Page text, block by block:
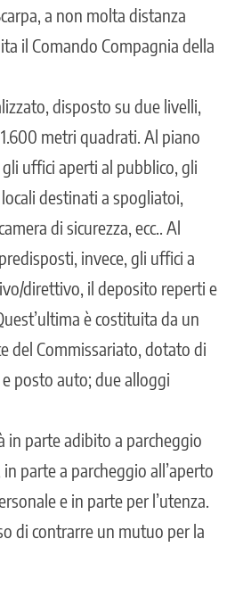
a non molta distanza
il Comando Compagnia della
disposto su due livelli,
metri quadrati. Al piano
uffici aperti al pubblico, gli
destinati a spogliatoi,
di sicurezza, ecc.. Al
invece, gli uffici a
direttivo, il deposito reperti e
è costituita da un
del Commissariato, dotato di
posto auto; due alloggi
in parte adibito a parcheggio
parte a parcheggio all’aperto
e in parte per l’utenza.
di contrarre un mutuo per la